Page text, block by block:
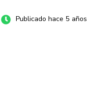
Publicado hace 5 años